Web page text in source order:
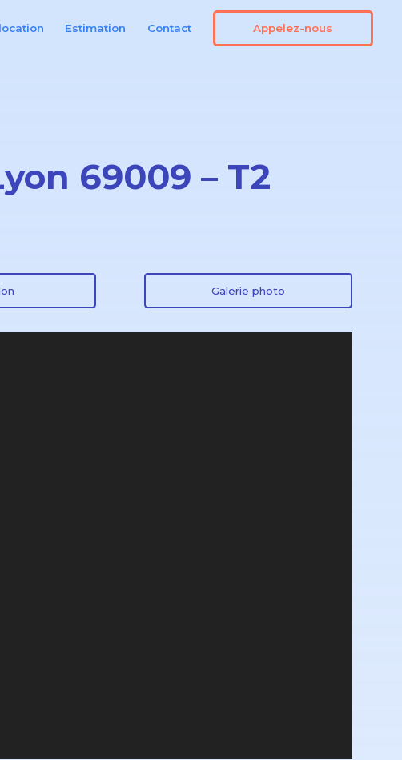
Estimation Contact Appelez-nous
69009 – T2
Galerie photo